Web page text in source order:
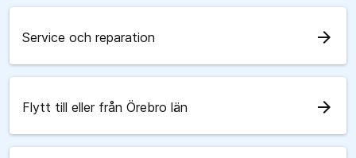
Service och reparation arrow_forward
Flytt till eller från Örebro län arrow_forward